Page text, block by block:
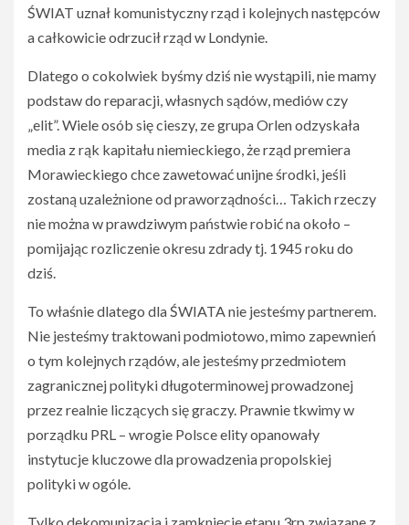
ŚWIAT uznał komunistyczny rząd i kolejnych następców
a całkowicie odrzucił rząd w Londynie.
Dlatego o cokolwiek byśmy dziś nie wystąpili, nie mamy
podstaw do reparacji, własnych sądów, mediów czy
„elit”. Wiele osób się cieszy, ze grupa Orlen odzyskała
media z rąk kapitału niemieckiego, że rząd premiera
Morawieckiego chce zawetować unijne środki, jeśli
zostaną uzależnione od praworządności… Takich rzeczy
nie można w prawdziwym państwie robić na około –
pomijając rozliczenie okresu zdrady tj. 1945 roku do
dziś.
To właśnie dlatego dla ŚWIATA nie jesteśmy partnerem.
Nie jesteśmy traktowani podmiotowo, mimo zapewnień
o tym kolejnych rządów, ale jesteśmy przedmiotem
zagranicznej polityki długoterminowej prowadzonej
przez realnie liczących się graczy. Prawnie tkwimy w
porządku PRL – wrogie Polsce elity opanowały
instytucje kluczowe dla prowadzenia propolskiej
polityki w ogóle.